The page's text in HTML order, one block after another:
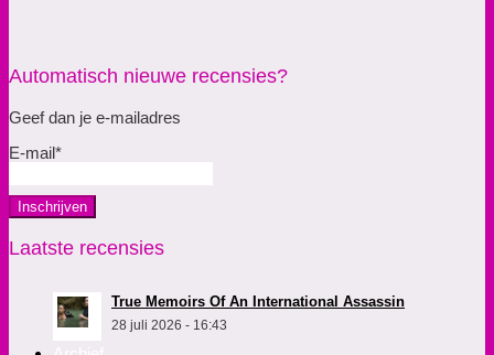
Automatisch nieuwe recensies?
Geef dan je e-mailadres
E-mail*
Laatste recensies
True Memoirs Of An International Assassin
28 juli 2026 - 16:43